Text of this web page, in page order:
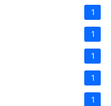
1
1
1
1
1